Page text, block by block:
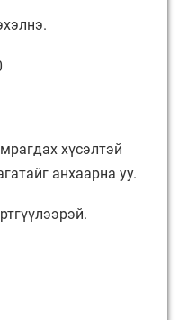
хүсэлтэй
анхаарна уу.